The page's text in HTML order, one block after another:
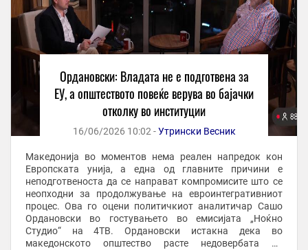
Ордановски: Владата не е подготвена за
ЕУ, а општеството повеќе верува во бајачки
отколку во институции
16/06/2026 10:02 -Утрински Весник
Македонија во моментов нема реален напредок кон
Европската унија, а една од главните причини е
неподготвеноста да се направат компромисите што се
неопходни за продолжување на евроинтегративниот
процес. Ова го оцени политичкиот аналитичар Сашо
Ордановски во гостувањето во емисијата „Ноќно
Студио“ на 4ТВ. Ордановски истакна дека во
македонското општество расте недовербата во